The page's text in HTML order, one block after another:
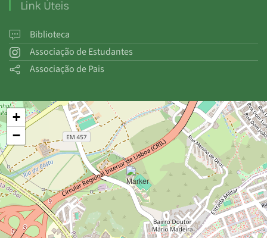
Link Úteis
Biblioteca
Associação de Estudantes
Associação de Pais
+
−